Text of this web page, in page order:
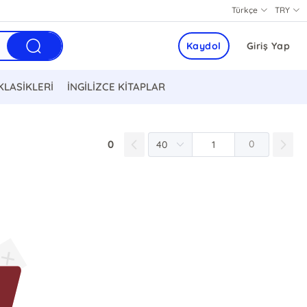
TRY
Türkçe
Giriş Yap
Kaydol
İNGİLİZCE KİTAPLAR
0 0